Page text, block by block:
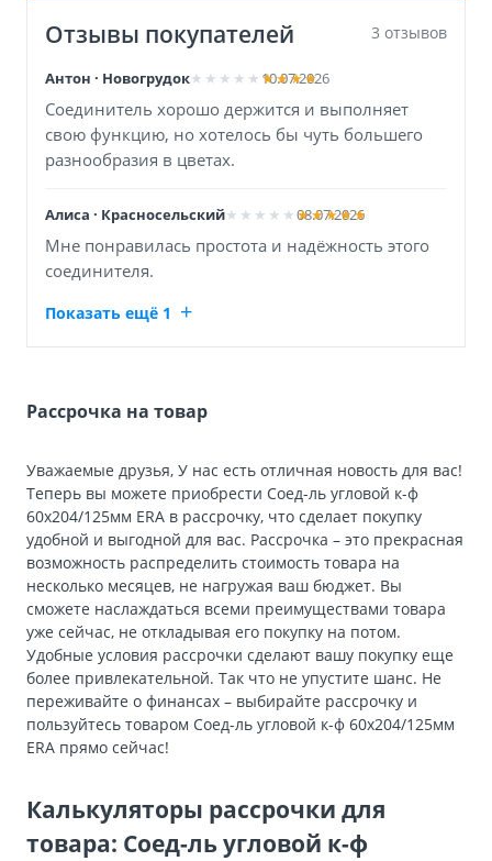
Отзывы покупателей 3 отзывов
Антон · Новогрудок 10.07.2026
Соединитель хорошо держится и выполняет
свою функцию, но хотелось бы чуть большего
разнообразия в цветах.
Алиса · Красносельский 08.07.2026
Мне понравилась простота и надёжность этого
соединителя.
Показать ещё 1
Рассрочка на товар
Уважаемые друзья, У нас есть отличная новость для вас!
Теперь вы можете приобрести Соед-ль угловой к-ф
60х204/125мм ERA в рассрочку, что сделает покупку
удобной и выгодной для вас. Рассрочка – это прекрасная
возможность распределить стоимость товара на
несколько месяцев, не нагружая ваш бюджет. Вы
сможете наслаждаться всеми преимуществами товара
уже сейчас, не откладывая его покупку на потом.
Удобные условия рассрочки сделают вашу покупку еще
более привлекательной. Так что не упустите шанс. Не
переживайте о финансах – выбирайте рассрочку и
пользуйтесь товаром Соед-ль угловой к-ф 60х204/125мм
ERA прямо сейчас!
Калькуляторы рассрочки для
товара: Соед-ль угловой к-ф